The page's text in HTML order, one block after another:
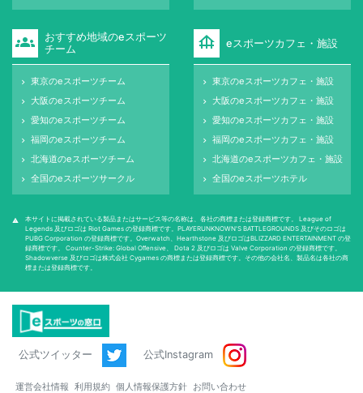
groups
おすすめ地域のeスポーツ
チーム
keyboard_arrow_right 東京のeスポーツチーム
keyboard_arrow_right 大阪のeスポーツチーム
keyboard_arrow_right 愛知のeスポーツチーム
keyboard_arrow_right 福岡のeスポーツチーム
keyboard_arrow_right 北海道のeスポーツチーム
keyboard_arrow_right 全国のeスポーツサークル
foundation eスポーツカフェ・施設
keyboard_arrow_right 東京のeスポーツカフェ・施設
keyboard_arrow_right 大阪のeスポーツカフェ・施設
keyboard_arrow_right 愛知のeスポーツカフェ・施設
keyboard_arrow_right 福岡のeスポーツカフェ・施設
keyboard_arrow_right 北海道のeスポーツカフェ・施設
keyboard_arrow_right 全国のeスポーツホテル
warning
本サイトに掲載されている製品またはサービス等の名称は、各社の商標または登録商標です。 League of
Legends 及びロゴは Riot Games の登録商標です。PLAYERUNKNOWN'S BATTLEGROUNDS 及びそのロゴは
PUBG Corporation の登録商標です。Overwatch、Hearthstone 及びロゴはBLIZZARD ENTERTAINMENT の登
録商標です。 Counter-Strike: Global Oﬀensive、 Dota 2 及びロゴは Valve Corporation の登録商標です。
Shadowverse 及びロゴは株式会社 Cygames の商標または登録商標です。その他の会社名、製品名は各社の商
標または登録商標です。
公式ツイッター 公式Instagram
運営会社情報 利用規約 個人情報保護方針 お問い合わせ